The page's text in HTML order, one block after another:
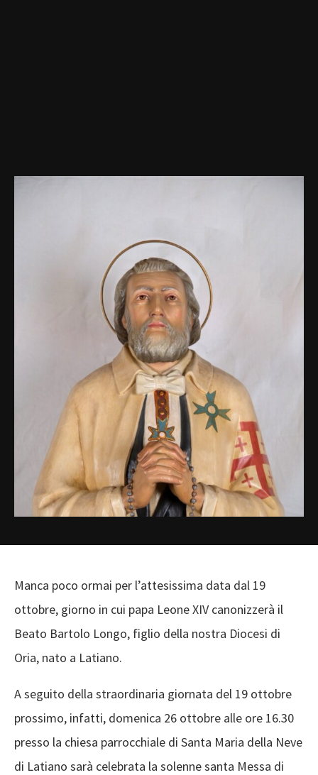
Manca poco ormai per l’attesissima data dal 19
ottobre, giorno in cui papa Leone XIV canonizzerà il
Beato Bartolo Longo, figlio della nostra Diocesi di
Oria, nato a Latiano.
A seguito della straordinaria giornata del 19 ottobre
prossimo, infatti, domenica 26 ottobre alle ore 16.30
presso la chiesa parrocchiale di Santa Maria della Neve
di Latiano sarà celebrata la solenne santa Messa di